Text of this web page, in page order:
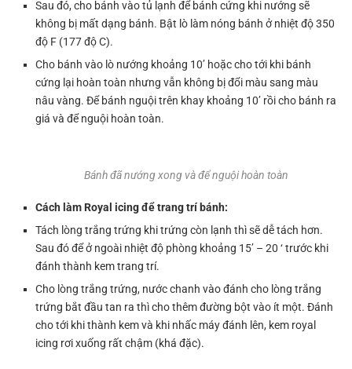
Sau đó, cho bánh vào tủ lạnh để bánh cứng khi nướng sẽ
không bị mất dạng bánh. Bật lò làm nóng bánh ở nhiệt độ 350
độ F (177 độ C).
Cho bánh vào lò nướng khoảng 10’ hoặc cho tới khi bánh
cứng lại hoàn toàn nhưng vẫn không bị đổi màu sang màu
nâu vàng. Để bánh nguội trên khay khoảng 10’ rồi cho bánh ra
giá và để nguội hoàn toàn.
Bánh đã nướng xong và để nguội hoàn toàn
Cách làm Royal icing để trang trí bánh:
Tách lòng trắng trứng khi trứng còn lạnh thì sẽ dễ tách hơn.
Sau đó để ở ngoài nhiệt độ phòng khoảng 15’ – 20 ‘ trước khi
đánh thành kem trang trí.
Cho lòng trắng trứng, nước chanh vào đánh cho lòng trắng
trứng bắt đầu tan ra thì cho thêm đường bột vào ít một. Đánh
cho tới khi thành kem và khi nhấc máy đánh lên, kem royal
icing rơi xuống rất chậm (khá đặc).